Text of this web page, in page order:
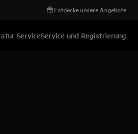
Entdecke unsere Angebote
ServiceService und Registrierung